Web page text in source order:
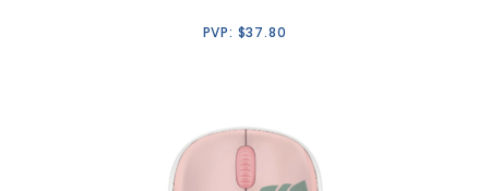
PVP: $37.80